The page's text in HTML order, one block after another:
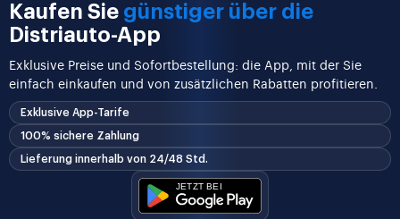
Kaufen Sie günstiger über die
Distriauto-App
Exklusive Preise und Sofortbestellung: die App, mit der Sie
einfach einkaufen und von zusätzlichen Rabatten profitieren.
Exklusive App-Tarife
100% sichere Zahlung
Lieferung innerhalb von 24/48 Std.